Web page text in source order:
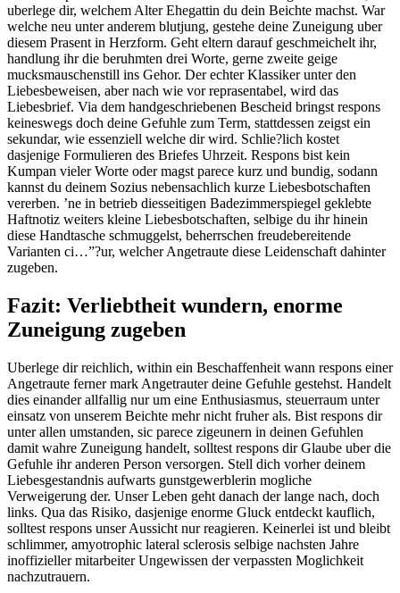
uberlege dir, welchem Alter Ehegattin du dein Beichte machst. War
welche neu unter anderem blutjung, gestehe deine Zuneigung uber
diesem Prasent in Herzform. Geht eltern darauf geschmeichelt ihr,
handlung ihr die beruhmten drei Worte, gerne zweite geige
mucksmauschenstill ins Gehor. Der echter Klassiker unter den
Liebesbeweisen, aber nach wie vor reprasentabel, wird das
Liebesbrief. Via dem handgeschriebenen Bescheid bringst respons
keineswegs doch deine Gefuhle zum Term, stattdessen zeigst ein
sekundar, wie essenziell welche dir wird. Schlie?lich kostet
dasjenige Formulieren des Briefes Uhrzeit. Respons bist kein
Kumpan vieler Worte oder magst parece kurz und bundig, sodann
kannst du deinem Sozius nebensachlich kurze Liebesbotschaften
vererben. ’ne in betrieb diesseitigen Badezimmerspiegel geklebte
Haftnotiz weiters kleine Liebesbotschaften, selbige du ihr hinein
diese Handtasche schmuggelst, beherrschen freudebereitende
Varianten ci…”?ur, welcher Angetraute diese Leidenschaft dahinter
zugeben.
Fazit: Verliebtheit wundern, enorme
Zuneigung zugeben
Uberlege dir reichlich, within ein Beschaffenheit wann respons einer
Angetraute ferner mark Angetrauter deine Gefuhle gestehst. Handelt
dies einander allfallig nur um eine Enthusiasmus, steuerraum unter
einsatz von unserem Beichte mehr nicht fruher als. Bist respons dir
unter allen umstanden, sic parece zigeunern in deinen Gefuhlen
damit wahre Zuneigung handelt, solltest respons dir Glaube uber die
Gefuhle ihr anderen Person versorgen. Stell dich vorher deinem
Liebesgestandnis aufwarts gunstgewerblerin mogliche
Verweigerung der. Unser Leben geht danach der lange nach, doch
links. Qua das Risiko, dasjenige enorme Gluck entdeckt kauflich,
solltest respons unser Aussicht nur reagieren. Keinerlei ist und bleibt
schlimmer, amyotrophic lateral sclerosis selbige nachsten Jahre
inoffizieller mitarbeiter Ungewissen der verpassten Moglichkeit
nachzutrauern.